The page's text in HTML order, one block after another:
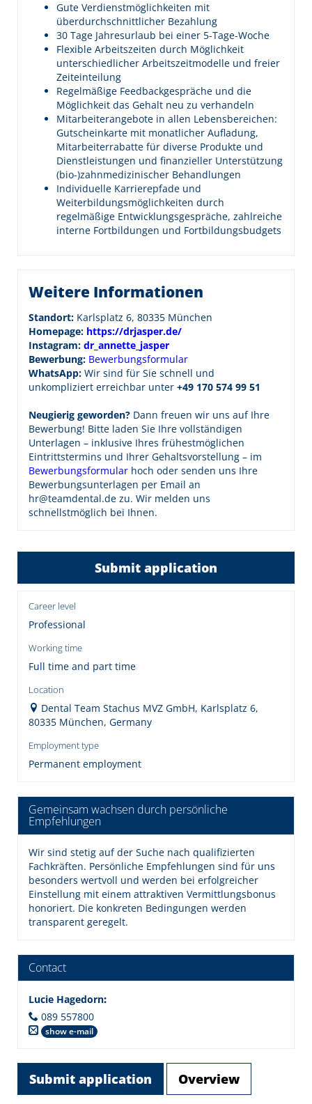
Gute Verdienstmöglichkeiten mit
überdurchschnittlicher Bezahlung
30 Tage Jahresurlaub bei einer 5-Tage-Woche
Flexible Arbeitszeiten durch Möglichkeit
unterschiedlicher Arbeitszeitmodelle und freier
Zeiteinteilung
Regelmäßige Feedbackgespräche und die
Möglichkeit das Gehalt neu zu verhandeln
Mitarbeiterangebote in allen Lebensbereichen:
Gutscheinkarte mit monatlicher Aufladung,
Mitarbeiterrabatte für diverse Produkte und
Dienstleistungen und finanzieller Unterstützung
(bio-)zahnmedizinischer Behandlungen
Individuelle Karrierepfade und
Weiterbildungsmöglichkeiten durch
regelmäßige Entwicklungsgespräche, zahlreiche
interne Fortbildungen und Fortbildungsbudgets
Weitere Informationen
Standort: Karlsplatz 6, 80335 München
Homepage: https://drjasper.de/
Instagram: dr_annette_jasper
Bewerbung: Bewerbungsformular
WhatsApp: Wir sind für Sie schnell und
unkompliziert erreichbar unter +49 170 574 99 51
Neugierig geworden? Dann freuen wir uns auf Ihre
Bewerbung! Bitte laden Sie Ihre vollständigen
Unterlagen – inklusive Ihres frühestmöglichen
Eintrittstermins und Ihrer Gehaltsvorstellung – im
Bewerbungsformular hoch oder senden uns Ihre
Bewerbungsunterlagen per Email an
hr@teamdental.de zu. Wir melden uns
schnellstmöglich bei Ihnen.
Submit application
Career level
Professional
Working time
Full time and part time
Location
Dental Team Stachus MVZ GmbH, Karlsplatz 6,
80335 München, Germany
Employment type
Permanent employment
Gemeinsam wachsen durch persönliche
Empfehlungen
Wir sind stetig auf der Suche nach qualifizierten
Fachkräften. Persönliche Empfehlungen sind für uns
besonders wertvoll und werden bei erfolgreicher
Einstellung mit einem attraktiven Vermittlungsbonus
honoriert. Die konkreten Bedingungen werden
transparent geregelt.
Contact
Lucie Hagedorn:
089 557800
show e-mail
Submit application Overview